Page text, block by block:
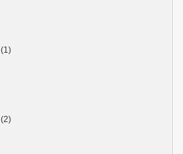
(1)
(2)